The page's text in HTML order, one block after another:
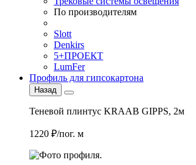
По производителям
Slott
Denkirs
5+ПРОЕКТ
LumFer
Профиль для гипсокартона
Назад
Теневой плинтус KRAAB GIPPS, 2м
1220 ₽/пог. м